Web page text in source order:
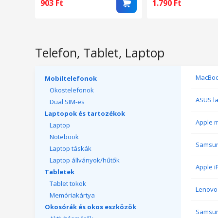
903 Ft 1.790 Ft
Telefon, Tablet, Laptop
Mobiltelefonok
Okostelefonok
Dual SIM-es
Laptopok és tartozékok
Laptop
Notebook
Laptop táskák
Laptop állványok/hűtők
Tabletek
Tablet tokok
Memóriakártya
Okosórák és okos eszközök
ASUS
Apple
Apple